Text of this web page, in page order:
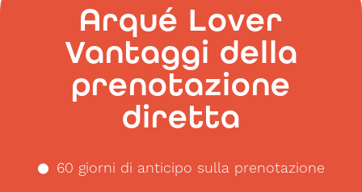
Arqué Lover
Vantaggi della
prenotazione
diretta
60 giorni di anticipo sulla prenotazione